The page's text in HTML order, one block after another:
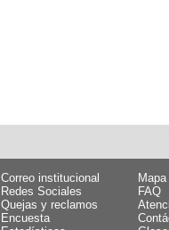
Correo institucional
Redes Sociales
FAQ
Quejas y reclamos
Encuesta